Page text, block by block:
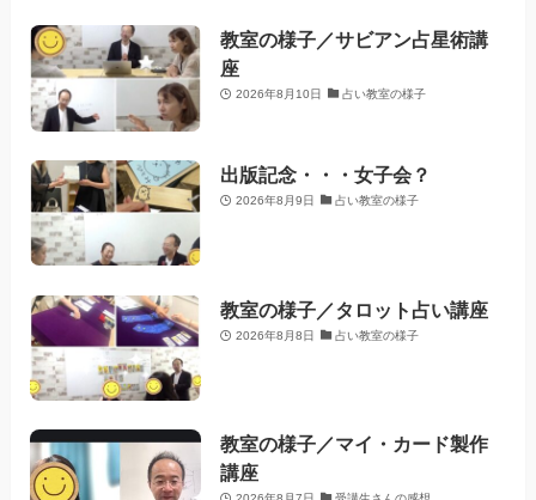
教室の様子／サビアン占星術講
座
2026年8月10日 占い教室の様子
出版記念・・・女子会？
2026年8月9日 占い教室の様子
教室の様子／タロット占い講座
2026年8月8日 占い教室の様子
教室の様子／マイ・カード製作
講座